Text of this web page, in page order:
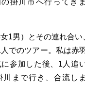
掛川市へ行ってき
1男）とその連れ合い
でのツアー。私は赤
参加した後、1人追
川まで行き、合流し